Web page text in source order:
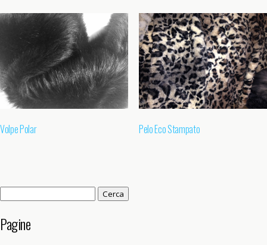
Volpe Polar Pelo Eco Stampato
Pagine